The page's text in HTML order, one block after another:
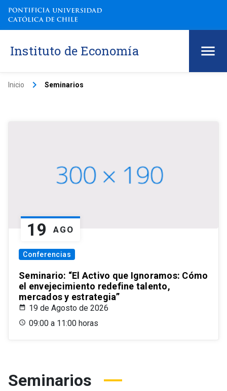
Instituto de Economía
Inicio keyboard_arrow_right Seminarios
19 AGO
Conferencias
Seminario: “El Activo que Ignoramos: Cómo
el envejecimiento redefine talento,
mercados y estrategia”
19 de Agosto de 2026
09:00 a 11:00 horas
Seminarios